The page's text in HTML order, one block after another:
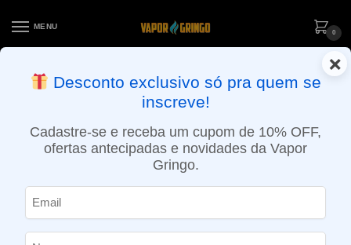
MENU
0
ENTREGA NO MESMO DIA EM SÃO PAULO (SEG A SEX): PEDIDOS
APROVADOS ATÉ 15:30 VIA MOTOBOY
×
Desconto exclusivo só pra quem se
inscreve!
Cadastre-se e receba um cupom de 10% OFF,
ofertas antecipadas e novidades da Vapor
Gringo.